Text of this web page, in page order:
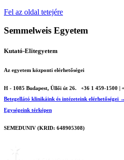
Fel az oldal tetejére
Semmelweis Egyetem
Kutató-Elitegyetem
Az egyetem központi elérhetőségei
H - 1085 Budapest, Üllői út 26.
+36 1 459-1500 |
Betegellátó klinikáink és intézeteink elérhetőségei →
Egységeink térképen
SEMEDUNIV (KRID: 648905308)